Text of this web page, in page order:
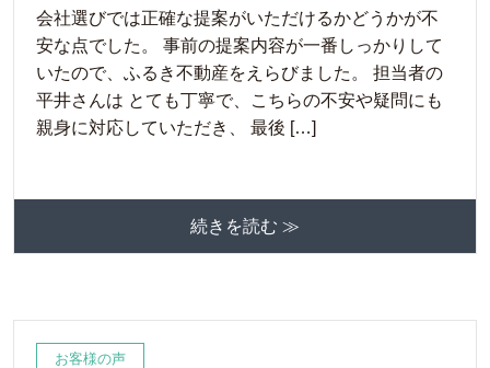
会社選びでは正確な提案がいただけるかどうかが不
安な点でした。 事前の提案内容が一番しっかりして
いたので、ふるき不動産をえらびました。 担当者の
平井さんは とても丁寧で、こちらの不安や疑問にも
親身に対応していただき、 最後 […]
続きを読む ≫
お客様の声